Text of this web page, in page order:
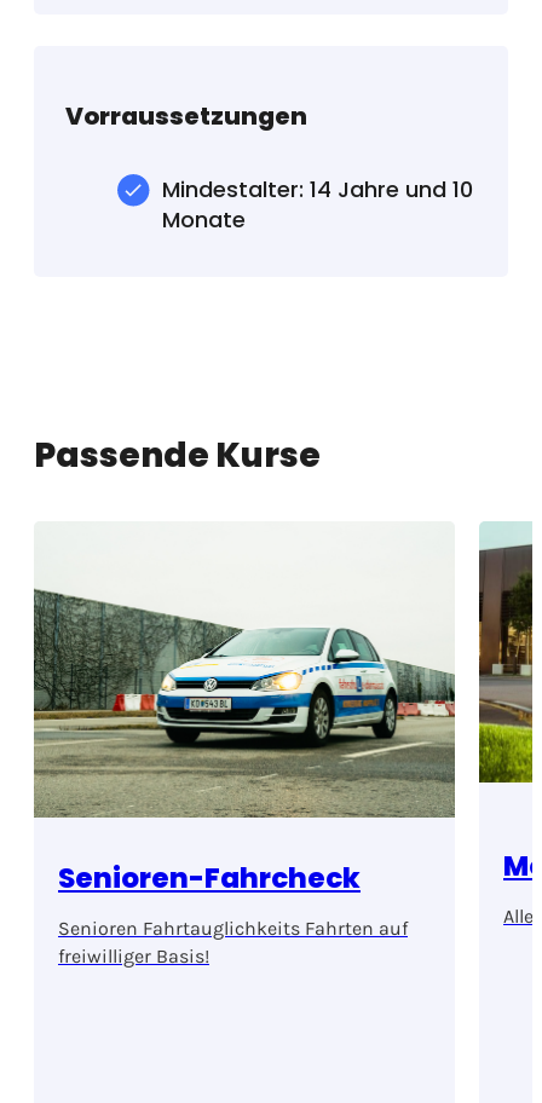
Vorraussetzungen
Mindestalter: 14 Jahre und 10
Monate
Passende Kurse
Senioren-Fahrcheck
Senioren Fahrtauglichkeits Fahrten auf
freiwilliger Basis!
Alle